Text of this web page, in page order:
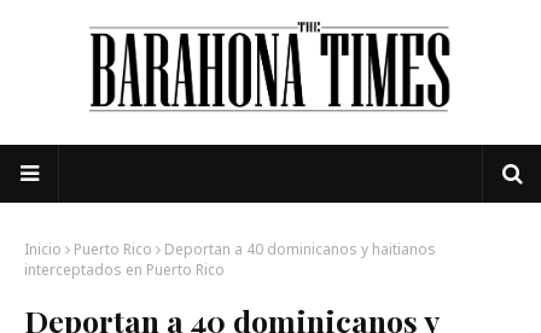
Inicio Puerto Rico
Deportan a 40 dominicanos y haitianos
interceptados en Puerto Rico
Deportan a 40 dominicanos y